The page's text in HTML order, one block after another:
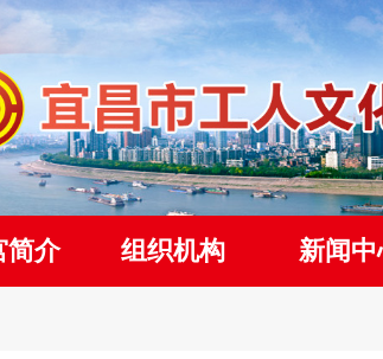
简介 组织机构 新闻中